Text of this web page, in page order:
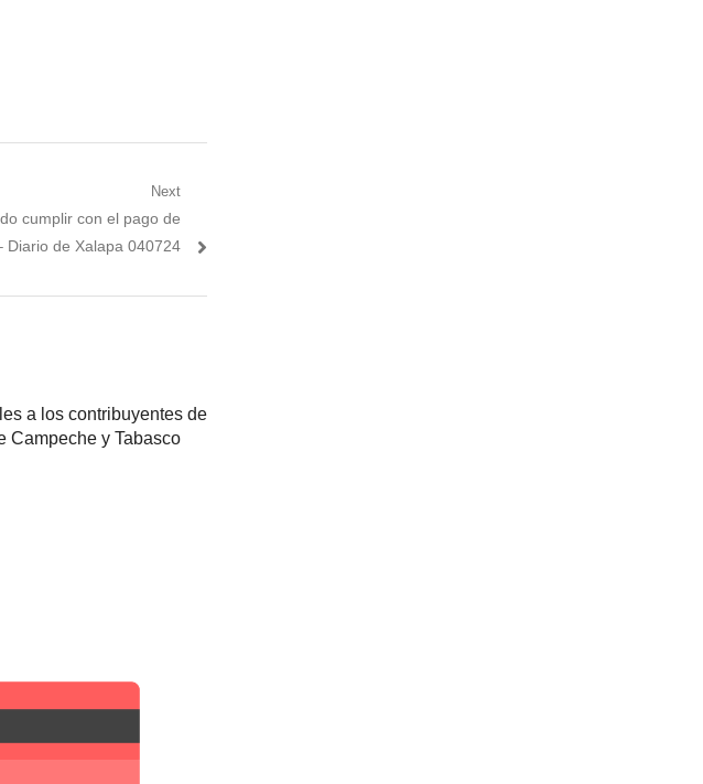
Next
cumplir con el pago de
Diario de Xalapa 040724
a los contribuyentes de
Campeche y Tabasco